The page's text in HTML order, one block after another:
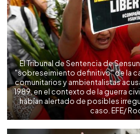
El Tribunal de Sentencia de
"sobreseimiento definitivo" de la
comunitarios y ambientalistas
1989, en el contexto de la guerra
habían alertado de posibles
caso. EFE/